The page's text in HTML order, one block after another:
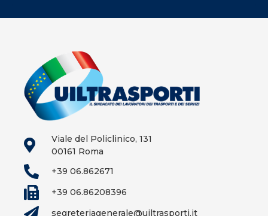
Viale del Policlinico, 131
00161 Roma
+39 06.862671
+39 06.86208396
segreteriagenerale@uiltrasporti.it